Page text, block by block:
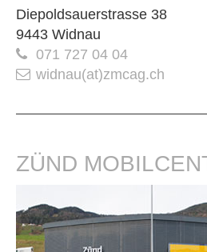
Diepoldsauerstrasse 38
9443 Widnau
071 727 04 04
widnau(at)zmcag.ch
ZÜND